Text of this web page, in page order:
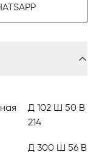
должно
Д 102 Ш 50 В
214
Д 300 Ш 56 В